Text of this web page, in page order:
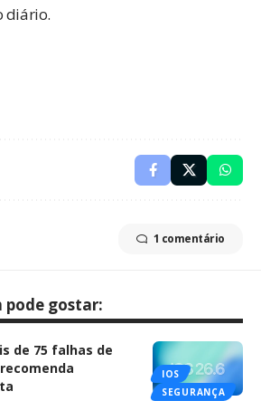
diário.
1 comentário
pode gostar:
IOS
SEGURANÇA
de 75 falhas de